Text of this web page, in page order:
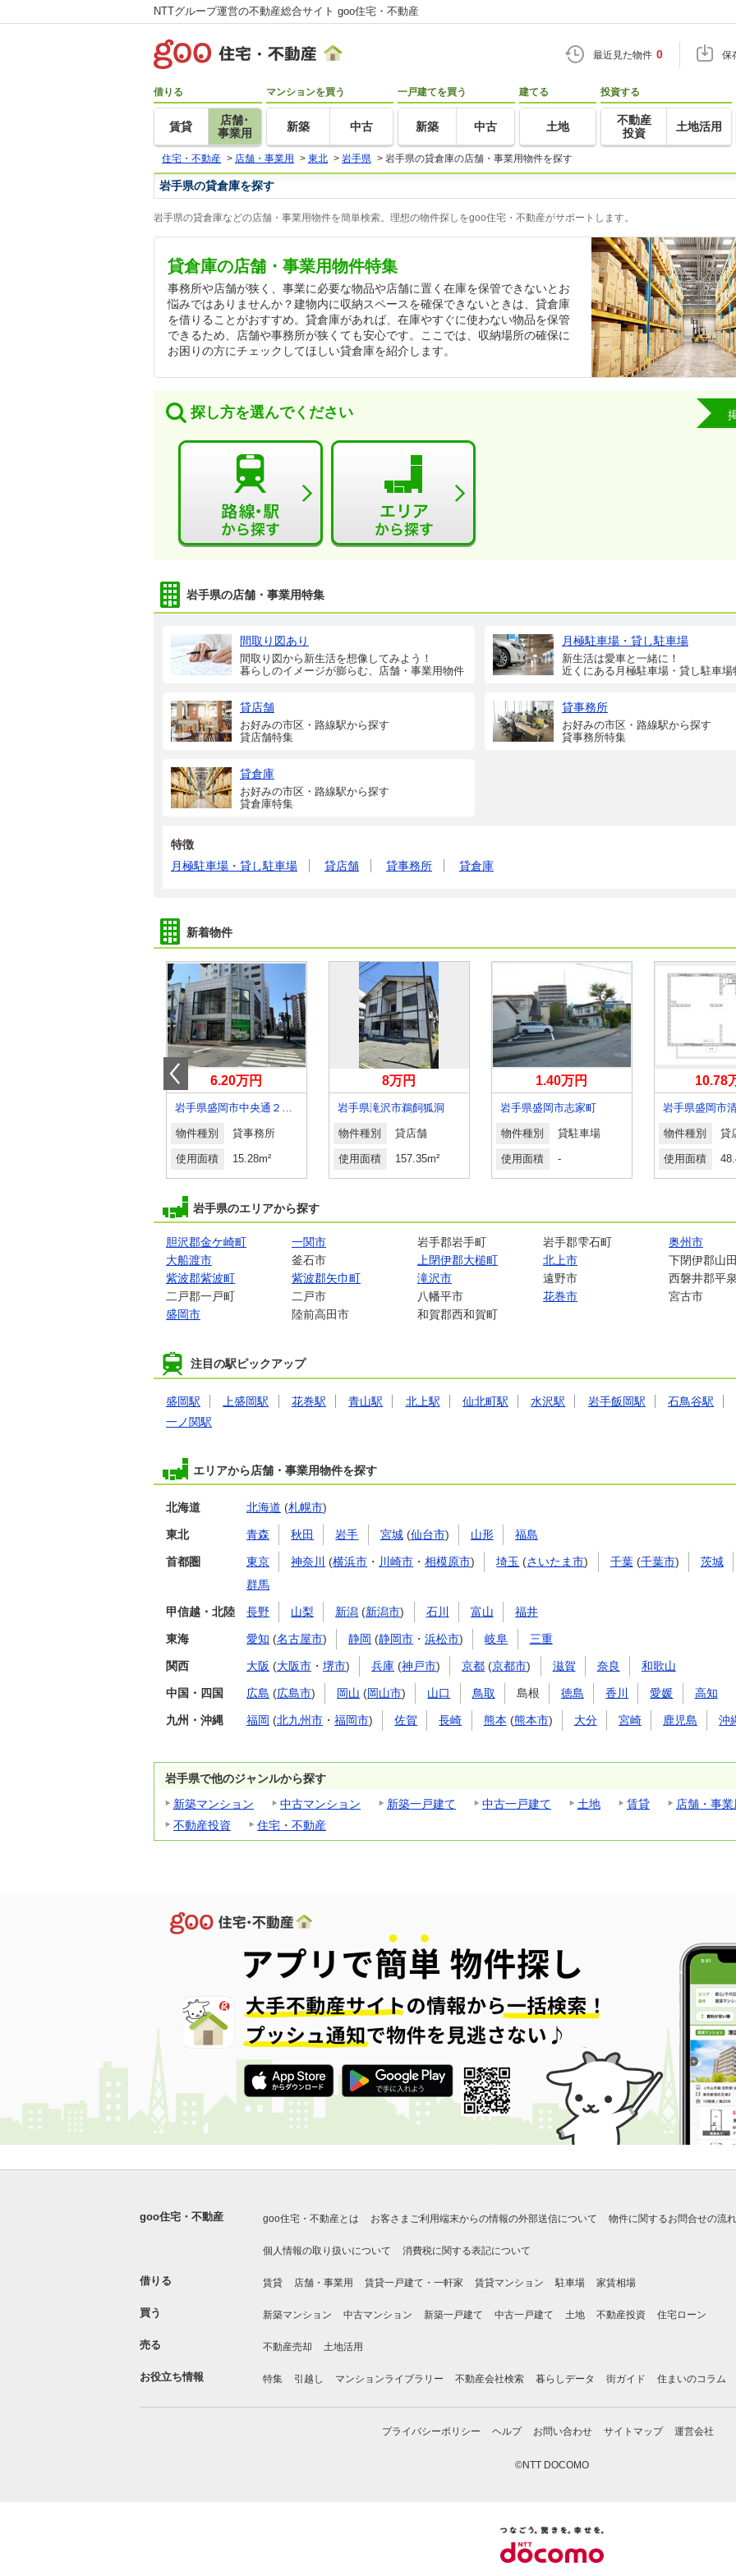
NTTグループ運営の不動産総合サイト goo住宅・不動産
最近見た物件 0 保
借りる
賃貸
店舗･
事業用
マンションを買う
新築 中古
一戸建てを買う
新築 中古
建てる
土地
投資する
不動産
投資
土地活用
住宅・不動産 > 店舗・事業用 > 東北 > 岩手県 > 岩手県の貸倉庫の店舗・事業用物件を探す
岩手県の貸倉庫を探す
岩手県の貸倉庫などの店舗・事業用物件を簡単検索。理想の物件探しをgoo住宅・不動産がサポートします。
貸倉庫の店舗・事業用物件特集
事務所や店舗が狭く、事業に必要な物品や店舗に置く在庫を保管できないとお
悩みではありませんか？建物内に収納スペースを確保できないときは、貸倉庫
を借りることがおすすめ。貸倉庫があれば、在庫やすぐに使わない物品を保管
できるため、店舗や事務所が狭くても安心です。ここでは、収納場所の確保に
お困りの方にチェックしてほしい貸倉庫を紹介します。
探し方を選んでください
岩手県の店舗・事業用特集
間取り図あり
間取り図から新生活を想像してみよう！
暮らしのイメージが膨らむ、店舗・事業用物件
月極駐車場・貸し駐車場
新生活は愛車と一緒に！
近くにある月極駐車場・貸し駐車場
貸店舗
お好みの市区・路線駅から探す
貸店舗特集
貸事務所
お好みの市区・路線駅から探す
貸事務所特集
貸倉庫
お好みの市区・路線駅から探す
貸倉庫特集
特徴
月極駐車場・貸し駐車場
貸店舗 貸事務所 貸倉庫
新着物件
6.20万円
岩手県盛岡市中央通２丁目
物件種別 貸事務所
使用面積 15.28m²
8万円
岩手県滝沢市鵜飼狐洞
物件種別 貸店舗
使用面積 157.35m²
1.40万円
岩手県盛岡市志家町
物件種別 貸駐車場
使用面積 -
10.78
岩手県盛岡市
物件種別
使用面積
岩手県のエリアから探す
胆沢郡金ケ崎町 一関市 岩手郡岩手町 岩手郡雫石町
奥州市
大船渡市
釜石市 上閉伊郡大槌町 北上市
下閉伊郡山
紫波郡紫波町
紫波郡矢巾町 滝沢市 遠野市
西磐井郡平
二戸郡一戸町
二戸市 八幡平市 花巻市
宮古市
盛岡市
陸前高田市 和賀郡西和賀町
注目の駅ピックアップ
盛岡駅 上盛岡駅 花巻駅 青山駅 北上駅 仙北町駅 水沢駅 岩手飯岡駅
石鳥谷駅
一ノ関駅
エリアから店舗・事業用物件を探す
北海道 北海道 (札幌市)
東北 青森 秋田 岩手 宮城(仙台市) 山形 福島
首都圏 東京 神奈川 (横浜市 ・ 川崎市 ・相模原市) 埼玉 (さいたま市) 千葉(千葉市) 茨城
群馬
甲信越・北陸 長野 山梨 新潟 (新潟市) 石川 富山 福井
東海 愛知 (名古屋市) 静岡 (静岡市 ・浜松市) 岐阜 三重
関西 大阪 (大阪市 ・ 堺市) 兵庫 (神戸市) 京都 (京都市) 滋賀 奈良 和歌山
中国・四国 広島 (広島市) 岡山 (岡山市) 山口 鳥取 島根 徳島 香川 愛媛 高知
九州・沖縄 福岡 (北九州市 ・ 福岡市) 佐賀 長崎 熊本 (熊本市) 大分 宮崎 鹿児島 沖
岩手県で他のジャンルから探す
新築マンション
中古マンション 新築一戸建て 中古一戸建て 土地 賃貸
店舗・事業
不動産投資
住宅・不動産
goo住宅・不動産 goo住宅・不動産とは お客さまご利用端末からの情報の外部送信について 物件に関するお問合せの流れ
個人情報の取り扱いについて 消費税に関する表記について
借りる 賃貸 店舗・事業用 賃貸一戸建て・一軒家 賃貸マンション 駐車場 家賃相場
買う 新築マンション 中古マンション 新築一戸建て 中古一戸建て 土地 不動産投資 住宅ローン
売る 不動産売却 土地活用
お役立ち情報 特集 引越し マンションライブラリー 不動産会社検索 暮らしデータ 街ガイド 住まいのコラム
プライバシーポリシー ヘルプ お問い合わせ サイトマップ 運営会社
©NTT DOCOMO